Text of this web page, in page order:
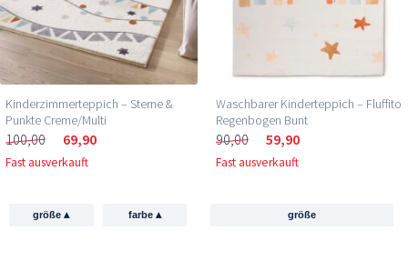
Kinderzimmerteppich – Sterne &
Punkte Creme/Multi
100,00 69,90
Fast ausverkauft
größe▴ farbe ▴
Waschbarer Kinderteppich – Fluffito
Regenbogen Bunt
90,00 59,90
Fast ausverkauft
größe